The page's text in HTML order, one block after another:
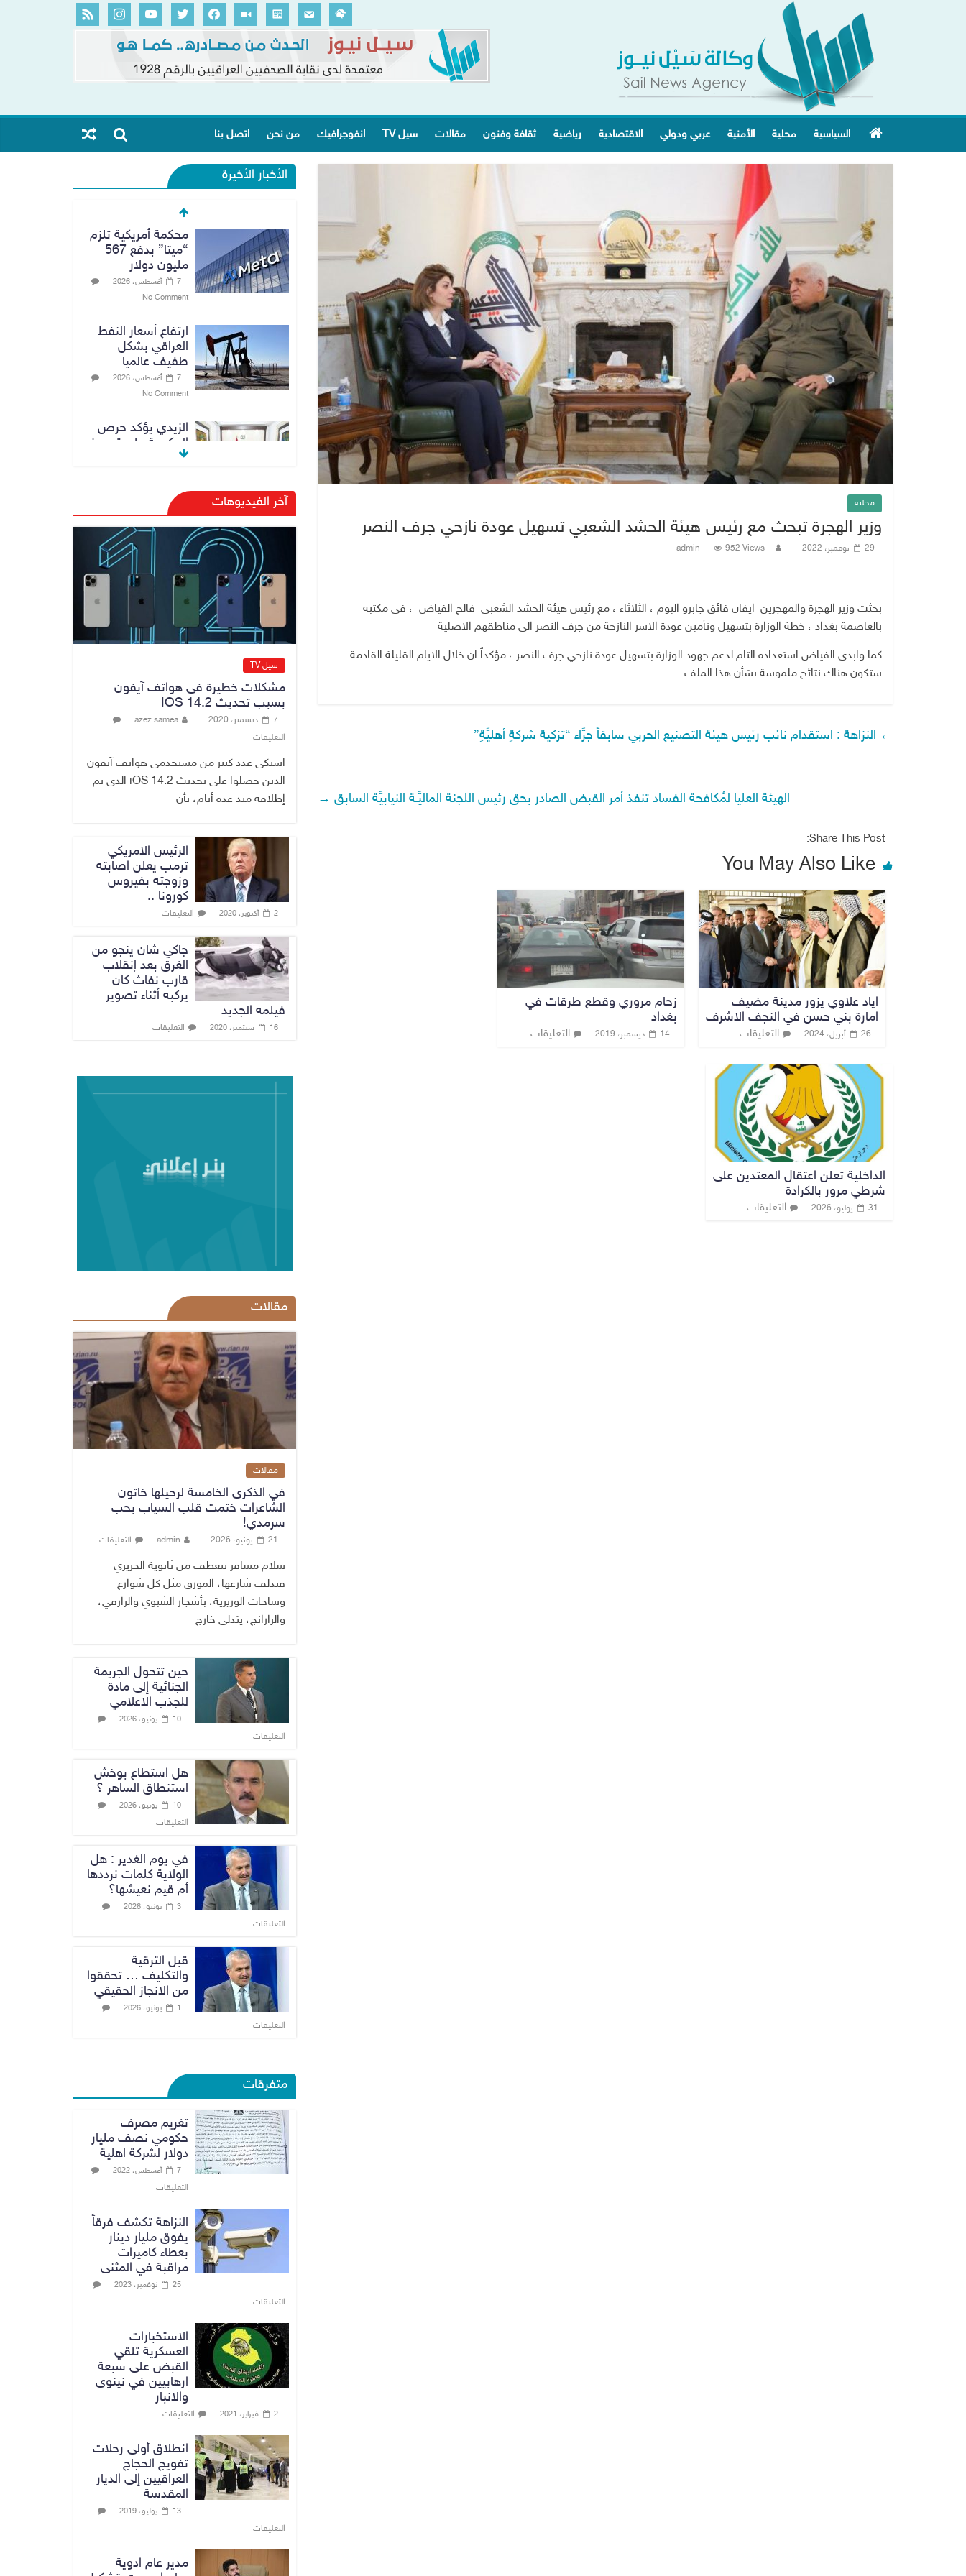
السياسية محلية الأمنية عربي ودولي الاقتصادية رياضية ثقافة وفنون مقالات سيل TV انفوجرافيك من نحن اتصل بنا
محلية
وزير الهجرة تبحث مع رئيس هيئة الحشد الشعبي تسهيل عودة نازحي جرف النصر
29 نوفمبر، 2022 admin 952 Views
بحثت وزير الهجرة والمهجرين ايفان فائق جابرو اليوم ، الثلاثاء ، مع رئيس هيئة الحشد الشعبي فالح الفياض ، في مكتبه
بالعاصمة بغداد ، خطة الوزارة بتسهيل وتأمين عودة الاسر النازحة من جرف النصر الى مناطقهم الاصلية
كما وابدى الفياض استعداده التام لدعم جهود الوزارة بتسهيل عودة نازحي جرف النصر ، مؤكداً ان خلال الايام القليلة القادمة
ستكون هناك نتائج ملموسة بشأن هذا الملف .
← النزاهة : استقدام نائب رئيس هيئة التصنيع الحربي سابقاً جرَّاء “تزكية شركةٍ أهليَّةٍ”
الهيئة العليا لمُكافحة الفساد تنفذ أمر القبض الصادر بحق رئيس اللجنة الماليَّـة النيابيَّة السابق →
Share This Post:
You May Also Like
اياد علاوي يزور مدينة مضيف
امارة بني حسن في النجف الاشرف
26 أبريل، 2024 التعليقات
زحام مروري وقطع طرقات في
بغداد
14 ديسمبر، 2019 التعليقات
الداخلية تعلن اعتقال المعتدين على
شرطي مرور بالكرادة
31 يوليو، 2026 التعليقات
الأخبار الأخيرة
محكمة أمريكية تلزم
“ميتا” بدفع 567
مليون دولار
7 أغسطس، 2026
No Comment
ارتفاع أسعار النفط
العراقي بشكل
طفيف عالميا
7 أغسطس، 2026
No Comment
الزيدي يؤكد حرص
الحكومة على ترسيخ
علاقات التعاون مع
No Comment
وزارة الداخلية:
الحدود العراقية
تشهد مستوى عالياً
من الأمن والاستقرار
موظفي بلدية
الناصرية ومعقبين
ضبطت بحوزتهم
مستندات وأختام
مزورة
7 أغسطس، 2026 No Comment
آخر الفيديوهات
سيل TV
مشكلات خطيرة فى هواتف آيفون
بسبب تحديث IOS 14.2
7 ديسمبر، 2020
azez samea
التعليقات
اشتكى عدد كبير من مستخدمى هواتف آيفون
الذين حصلوا على تحديث iOS 14.2 الذى تم
إطلاقه منذ عدة أيام، بأن
الرئيس الامريكي
ترمب يعلن اصابته
وزوجته بفيروس
كورونا ..
2 أكتوبر، 2020 التعليقات
جاكي شان ينجو من
الغرق بعد إنقلاب
قارب نفاث كان
يركبه أثناء تصوير
فيلمه الجديد
16 سبتمبر، 2020 التعليقات
مقالات
مقالات
في الذكرى الخامسة لرحيلها خاتون
الشاعرات ختمت قلب السياب بحب
سرمدي!
21 يونيو، 2026 admin التعليقات
سلام مسافر تنعطف من ثانوية الحريري
فتدلف شارعها، المورق مثل كل شوارع
وساحات الوزيرية، بأشجار الشبوي والرازقي،
والرارانج، يتدلى خارج
حين تتحول الجريمة
الجنائية إلى مادة
للجذب الاعلامي
10 يونيو، 2026
التعليقات
هل استطاع بوخش
استنطاق الساهر ؟
10 يونيو، 2026
التعليقات
في يوم الغدير : هل
الولاية كلمات نرددها
أم قيم نعيشها؟
3 يونيو، 2026
التعليقات
قبل الترقية
والتكليف … تحققوا
من الانجاز الحقيقي
1 يونيو، 2026
التعليقات
متفرقات
تغريم مصرف
حكومي نصف مليار
دولار لشركة اهلية
7 أغسطس، 2022
التعليقات
النزاهة تكشف فرقاً
يفوق مليار دينار
بعطاء كاميرات
مراقبة في المثنى
25 نوفمبر، 2023
التعليقات
الاستخبارات
العسكرية تلقي
القبض على سبعة
ارهابيين في نينوى
والانبار
2 فبراير، 2021 التعليقات
انطلاق أولى رحلات
تفويج الحجاج
العراقيين إلى الديار
المقدسة
13 يوليو، 2019
التعليقات
مدير عام ادوية